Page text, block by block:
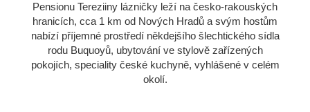
Pensionu Tereziiny lázničky leží na česko-rakouských
hranicích, cca 1 km od Nových Hradů a svým hostům
nabízí příjemné prostředí někdejšího šlechtického sídla
rodu Buquoyů, ubytování ve stylově zařízených
pokojích, speciality české kuchyně, vyhlášené v celém
okolí.